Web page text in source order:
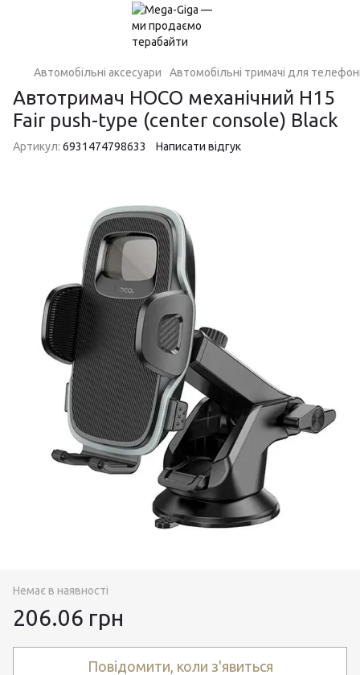
Автомобільні аксесуари Автомобільні тримачі для
Автотримач HOCO механічний H15
Fair push-type (center console) Black
Артикул: 6931474798633 Написати відгук
Немає в наявності
206.06 грн
Повідомити, коли з'явиться